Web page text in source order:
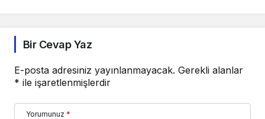
Bir Cevap Yaz
E-posta adresiniz yayınlanmayacak. Gerekli alanlar
* ile işaretlenmişlerdir
Yorumunuz *